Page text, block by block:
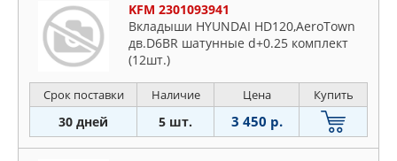
KFM 2301093941
Вкладыши HYUNDAI HD120,AeroTown
дв.D6BR шатунные d+0.25 комплект
(12шт.)
Срок поставки Наличие Цена Купить
30 дней 5 шт. 3 450 р.